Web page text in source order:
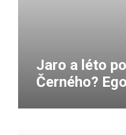
Jaro a léto
Černého?